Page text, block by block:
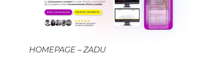
HOMEPAGE – ZADU